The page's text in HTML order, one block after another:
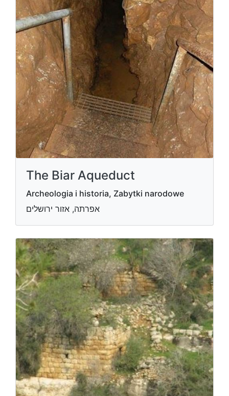
The Biar Aqueduct
Archeologia i historia, Zabytki narodowe
אפרתה, אזור ירושלים